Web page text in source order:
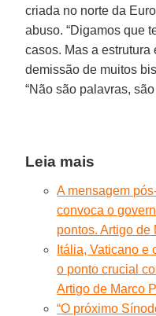
criada no norte da
abuso. “Digamos que
casos. Mas a estrutura
demissão de muitos
“Não são palavras,
Leia mais
A mensagem
convoca o
pontos. Artigo de
Itália, Vaticano e
o ponto crucial
Artigo de Marco
“O próximo